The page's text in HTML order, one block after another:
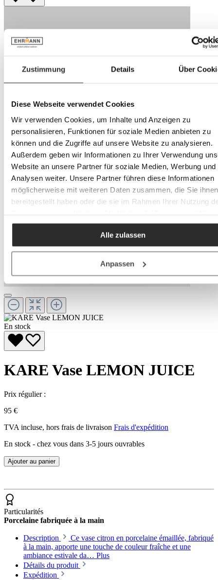
Zustimmung Details Über
Diese Webseite verwendet Cookies
Wir verwenden Cookies, um Inhalte und Anzeigen zu
personalisieren, Funktionen für soziale Medien anbieten zu
können und die Zugriffe auf unsere Website zu analysieren.
Außerdem geben wir Informationen zu Ihrer Verwendung
Website an unsere Partner für soziale Medien, Werbung und
Analysen weiter. Unsere Partner führen diese Informationen
möglicherweise mit weiteren Daten zusammen, die Sie ihnen
bereitgestellt haben oder die sie im Rahmen Ihrer Nutzung
akzeptieren / etc.]“ erteilen Sie Ihre Einwilligung auch in die
Weitergabe über Ihr Verhalten in unserem Shop an unseren
Partner, die shopware AG (Ebbinghoff 10, 48624
Deutschland), die diese Daten Ihnen nicht persönlich
Produktverbesserungen, Marktverhaltensanalysen)
darf.
Alle zulassen
Anpassen
En stock
KARE Vase LEMON JUICE
Prix régulier :
95 €
TVA incluse, hors frais de livraison Frais d'expédition
En stock - chez vous dans 3-5 jours ouvrables
Ajouter au panier
Particularités
Porcelaine fabriquée à la main
Description
Ce vase citron en porcelaine émaillée, fabriqué
à la main, apporte une touche de couleur fraîche et une
ambiance estivale da… Plus
Détails du produit
Expédition